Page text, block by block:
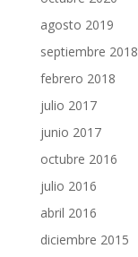
agosto 2019
septiembre 2018
febrero 2018
julio 2017
junio 2017
octubre 2016
julio 2016
abril 2016
diciembre 2015